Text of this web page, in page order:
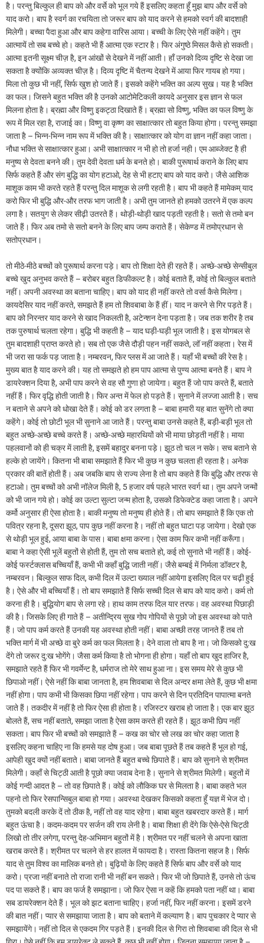
है। परन्तु बिल्कुल ही बाप को और वर्से को भूल गये हैं इसलिए कहता हूँ मुझ बाप और वर्से को
याद करो। बाप है स्वर्ग का रचयिता तो जरूर बाप को याद करने से हमको स्वर्ग की बादशाही
मिलेगी। बच्चा पैदा हुआ और बाप कहेगा वारिस आया। बच्ची के लिए ऐसे नहीं कहेंगे। तुम
आत्मायें तो सब बच्चे हो। कहते भी हैं आत्मा एक स्टार है। फिर अंगुष्ठे मिसल कैसे हो सकती।
आत्मा इतनी सूक्ष्म चीज़ है, इन आंखों से देखने में नहीं आती। हाँ उनको दिव्य दृष्टि से देखा जा
सकता है क्योंकि अव्यक्त चीज़ है। दिव्य दृष्टि में चैतन्य देखने में आया फिर गायब हो गया।
मिला तो कुछ भी नहीं, सिर्फ खुश हो जाते हैं। इसको कहेंगे भक्ति का अल्प सुख। यह है भक्ति
का फल। जिसने बहुत भक्ति की है उनको आटोमेटिकली कायदे अनुसार इस ज्ञान से फल
मिलना होता है। ब्रह्मा और विष्णु इकट्ठा दिखाते हैं। ब्रह्मा सो विष्णु, भक्ति का फल विष्णु के
रूप में मिल रहा है, राजाई का। विष्णु वा कृष्ण का साक्षात्कार तो बहुत किया होगा। परन्तु समझा
जाता है – भिन्न-भिन्न नाम रूप में भक्ति की है। साक्षात्कार को योग वा ज्ञान नहीं कहा जाता।
नौधा भक्ति से साक्षात्कार हुआ। अभी साक्षात्कार न भी हो तो हर्जा नही। एम आब्जेक्ट है ही
मनुष्य से देवता बनने की। तुम देवी देवता धर्म के बनते हो। बाकी पुरूषार्थ कराने के लिए बाप
सिर्फ कहते हैं और संग बुद्धि का योग हटाओ, देह से भी हटाए बाप को याद करो। जैसे आशिक
माशूक काम भी करते रहते हैं परन्तु दिल माशूक से लगी रहती है। बाप भी कहते हैं मामेकम् याद
करो फिर भी बुद्धि और-और तरफ भाग जाती है। अभी तुम जानते हो हमको उतरने में एक कल्प
लगा है। सतयुग से लेकर सीढ़ी उतरते हैं। थोड़ी-थोड़ी खाद पड़ती रहती है। सतो से तमो बन
जाते हैं। फिर अब तमो से सतो बनने के लिए बाप जम्प कराते हैं। सेकेण्ड में तमोप्रधान से
सतोप्रधान।
तो मीठे-मीठे बच्चों को पुरूषार्थ करना पड़े। बाप तो शिक्षा देते ही रहते हैं। अच्छे-अच्छे सेन्सीबुल
बच्चे खुद अनुभव करते हैं – बरोबर बहुत डिफीकल्ट है। कोई बताते हैं, कोई तो बिल्कुल बताते
नहीं। अपनी अवस्था का बताना चाहिए। बाप को याद ही नहीं करते तो वर्सा कैसे मिलेगा।
कायदेसिर याद नहीं करते, समझते हैं हम तो शिवबाबा के हैं हीं। याद न करने से गिर पड़ते हैं।
बाप को निरन्तर याद करने से खाद निकलती है, अटेन्शन देना पड़ता है। जब तक शरीर है तब
तक पुरुषार्थ चलता रहेगा। बुद्धि भी कहती है – याद घड़ी-घड़ी भूल जाती है। इस योगबल से
तुम बादशाही प्राप्त करते हो। सब तो एक जैसे दौड़ी पहन नहीं सकते, लॉ नहीं कहता। रेस में
भी जरा सा फर्क पड़ जाता है। नम्बरवन, फिर प्लस में आ जाते हैं। यहाँ भी बच्चों की रेस है।
मुख्य बात है याद करने की। यह तो समझते हो हम पाप आत्मा से पुण्य आत्मा बनते हैं। बाप ने
डायरेक्शन दिया है, अभी पाप करने से वह सौ गुणा हो जायेगा। बहुत हैं जो पाप करते हैं, बताते
नहीं हैं। फिर वृद्धि होती जाती है। फिर अन्त में फेल हो पड़ते हैं। सुनाने में लज्जा आती है। सच
न बताने से अपने को धोखा देते हैं। कोई को डर लगता है – बाबा हमारी यह बात सुनेंगे तो क्या
कहेंगे। कोई तो छोटी भूल भी सुनाने आ जाते हैं। परन्तु बाबा उनसे कहते हैं, बड़ी-बड़ी भूल तो
बहुत अच्छे-अच्छे बच्चे करते हैं। अच्छे-अच्छे महारथियों को भी माया छोड़ती नहीं है। माया
पहलवानों को ही चक्र में लाती है, इसमें बहादुर बनना पड़े। झूठ तो चल न सके। सच बताने से
हल्के हो जायेंगे। कितना भी बाबा समझाते हैं फिर भी कुछ न कुछ चलता ही रहता है। अनेक
प्रकार की बातें होती हैं। अब जबकि बाप से राज्य लेना है तो बाप कहते हैं कि बुद्धि और तरफ से
हटाओ। तुम बच्चों को अभी नॉलेज मिली है, 5 हजार वर्ष पहले भारत स्वर्ग था। तुम अपने जन्मों
को भी जान गये हो। कोई का उल्टा सुल्टा जन्म होता है, उसको डिफेक्टेड कहा जाता है। अपने
कर्मो अनुसार ही ऐसा होता है। बाकी मनुष्य तो मनुष्य ही होते हैं। तो बाप समझाते हैं कि एक तो
पवित्र रहना है, दूसरा झूठ, पाप कुछ नहीं करना है। नहीं तो बहुत घाटा पड़ जायेगा। देखो एक
से थोड़ी भूल हुई, आया बाबा के पास। बाबा क्षमा करना। ऐसा काम फिर कभी नहीं करूँगा।
बाबा ने कहा ऐसी भूलें बहुतों से होती हैं, तुम तो सच बताते हो, कई तो सुनाते भी नहीं हैं। कोई-
कोई फर्स्टक्लास बच्चियाँ हैं, कभी भी कहाँ बुद्धि जाती नहीं। जैसे बम्बई में निर्मला डॉक्टर है,
नम्बरवन। बिल्कुल साफ दिल, कभी दिल में उल्टा ख्याल नहीं आयेगा इसलिए दिल पर चढ़ी हुई
है। ऐसे और भी बच्चियाँ हैं। तो बाप समझाते हैं सिर्फ सच्ची दिल से बाप को याद करो। कर्म तो
करना ही है। बुद्धियोग बाप से लगा रहे। हाथ काम तरफ दिल यार तरफ। वह अवस्था पिछाड़ी
की है। जिसके लिए ही गाते हैं – अतीन्द्रिय सुख गोप गोपियों से पूछो जो इस अवस्था को पाते
हैं। जो पाप कर्म करते हैं उनकी यह अवस्था होती नहीं। बाबा अच्छी तरह जानते हैं तब तो
भक्ति मार्ग में भी अच्छे वा बुरे कर्म का फल मिलता है। देने वाला तो बाप है ना। जो किसको दु:ख
देंगे तो जरूर दु:ख भोगेंगे। जैसा कर्म किया है तो भोगना ही होगा। यहाँ तो बाप खुद हाजिर है,
समझाते रहते हैं फिर भी गवर्मेन्ट है, धर्मराज तो मेरे साथ हुआ ना। इस समय मेरे से कुछ भी
छिपाओ नहीं। ऐसे नहीं कि बाबा जानता है, हम शिवबाबा से दिल अन्दर क्षमा लेते हैं, कुछ भी क्षमा
नहीं होगा। पाप कभी भी किसका छिपा नहीं रहेगा। पाप करने से दिन प्रतिदिन पापात्मा बनते
जाते हैं। तकदीर में नहीं है तो फिर ऐसा ही होता है। रजिस्टर खराब हो जाता है। एक बार झूठ
बोलते हैं, सच नहीं बताते, समझा जाता है ऐसा काम करते ही रहते हैं। झूठ कभी छिप नहीं
सकता। बाप फिर भी बच्चों को समझाते हैं – कख का चोर सो लख का चोर कहा जाता है
इसलिए कहना चाहिए ना कि हमसे यह दोष हुआ। जब बाबा पूछते हैं तब कहते हैं भूल हो गई,
आपेही खुद क्यों नहीं बताते। बाबा जानते हैं बहुत बच्चे छिपाते हैं। बाप को सुनाने से श्रीमत
मिलेगी। कहाँ से चिट्ठी आती है पूछो क्या जवाब देना है। सुनाने से श्रीमत मिलेगी। बहुतों में
कोई गन्दी आदत है – तो वह छिपाते हैं। कोई को लौकिक घर से मिलता है। बाबा कहते भल
पहनो तो फिर रेसपान्सिबुल बाबा हो गया। अवस्था देखकर किसको कहता हूँ यज्ञ में भेज दो।
तुमको बदली करके दें तो ठीक है, नहीं तो वह याद रहेगा। बाबा बहुत खबरदार करते हैं। मार्ग
बहुत ऊंचा है। कदम-कदम पर सर्जन की राय लेनी है। बाबा शिक्षा ही देंगे कि ऐसे-ऐसे चिट्ठी
लिखो तो तीर लगेगा, परन्तु देह-अभिमान बहुतों में है। श्रीमत पर नहीं चलने से अपना खाता
खराब करते हैं। श्रीमत पर चलने से हर हालत में फायदा है। रास्ता कितना सहज है। सिर्फ
याद से तुम विश्व का मालिक बनते हो। बुढ़ियों के लिए कहते हैं सिर्फ बाप और वर्से को याद
करो। प्रजा नहीं बनाते तो राजा रानी भी नहीं बन सकते। फिर भी जो छिपाते हैं, उनसे तो ऊंच
पद पा सकते हैं। बाप का फर्ज है समझाना। जो फिर ऐसा न कहें कि हमको पता नहीं था। बाबा
सब डायरेक्शन देते हैं। भूल को झट बताना चाहिए। हर्जा नहीं, फिर नहीं करना। इसमें डरने
की बात नहीं। प्यार से समझाया जाता है। बाप को बताने में कल्याण है। बाप पुचकार दे प्यार से
समझायेंगे। नहीं तो दिल से एकदम गिर पड़ते हैं। इनकी दिल से गिरा तो शिवबाबा की दिल से भी